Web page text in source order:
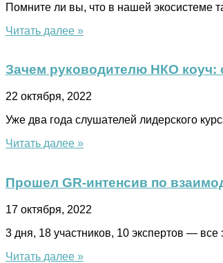
Помните ли вы, что в нашей экосистеме
Читать далее »
Зачем руководителю НКО коуч:
22 октября, 2022
Уже два года слушателей лидерского
Читать далее »
Прошел GR-интенсив по
17 октября, 2022
3 дня, 18 участников, 10 экспертов —
Читать далее »